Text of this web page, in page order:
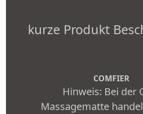
kurze Produkt
COMFIER
Hinweis: Bei der
Massagematte